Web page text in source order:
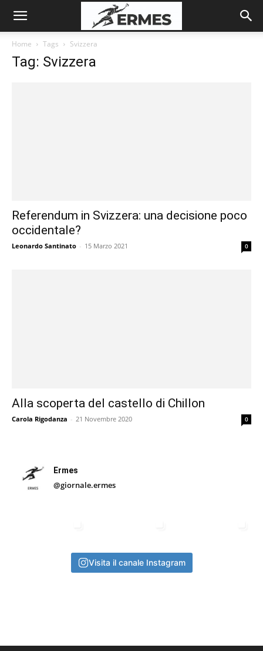
Home Tags Svizzera
Tag: Svizzera
Referendum in Svizzera: una decisione poco
occidentale?
Leonardo Santinato - 15 Marzo 2021 0
Alla scoperta del castello di Chillon
Carola Rigodanza - 21 Novembre 2020 0
Ermes
@giornale.ermes
Visita il canale Instagram